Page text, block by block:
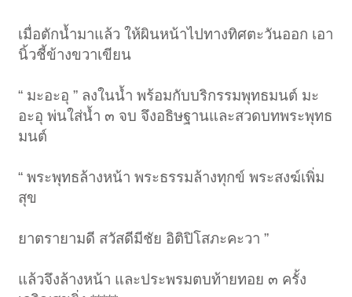
เมื่อตักน้ำมาแล้ว ให้ผินหน้าไปทางทิศตะวันออก เอา
นิ้วชี้ข้างขวาเขียน
“ มะอะอุ ” ลงในน้ำ พร้อมกับบริกรรมพุทธมนต์ มะ
อะอุ พ่นใส่น้ำ ๓ จบ จึงอธิษฐานและสวดบทพระพุทธ
มนต์
“ พระพุทธล้างหน้า พระธรรมล้างทุกข์ พระสงฆ์เพิ่ม
สุข
ยาตรายามดี สวัสดีมีชัย อิติปิโสภะคะวา ”
แล้วจึงล้างหน้า และประพรมตบท้ายทอย ๓ ครั้ง